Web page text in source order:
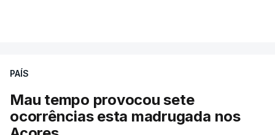
PAÍS
Mau tempo provocou sete
ocorrências esta madrugada nos